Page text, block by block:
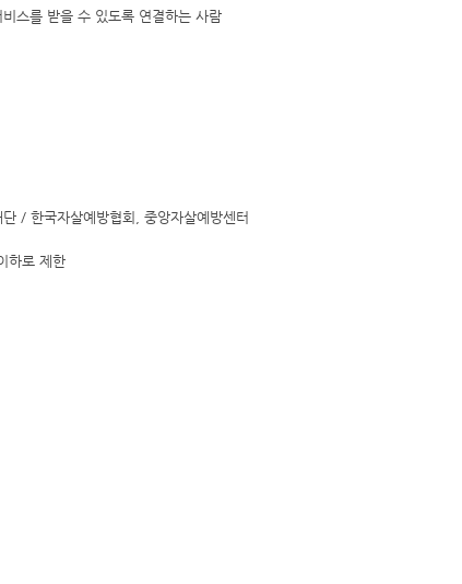
스를 받을 수 있도록 연결하는 사람
/ 한국자살예방협회, 중앙자살예방센터
하로 제한